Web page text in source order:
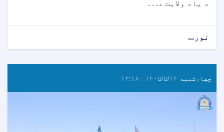
د یاد ولایت د. . .
نور...
چهارشنبه ۱۴۰۵/۵/۱۴ - ۱۲:۱۸